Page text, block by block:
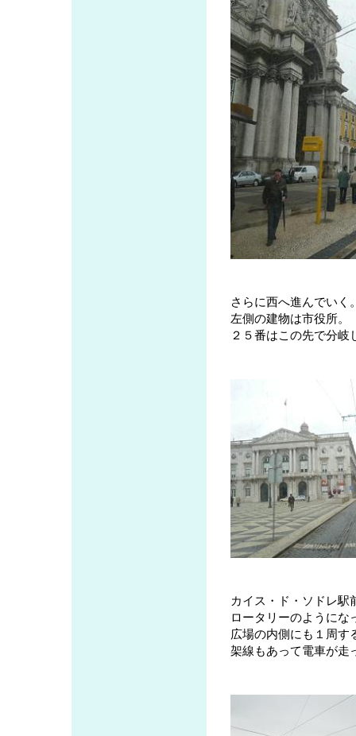
さらに西へ進んでいく
左側の建物は市役所。
２５番はこの先で分岐
カイス・ド・ソドレ駅
ロータリーのようにな
広場の内側にも１周す
架線もあって電車が走